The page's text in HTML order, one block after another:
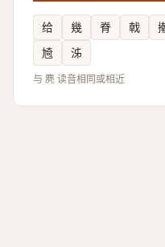
给 幾 脊 戟
㞆
泲
与 麂 读音相同或相近